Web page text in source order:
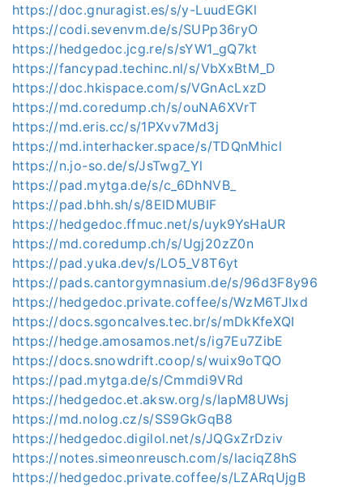
https://doc.gnuragist.es/s/y-LuudEGKl
https://codi.sevenvm.de/s/SUPp36ryO
https://hedgedoc.jcg.re/s/sYW1_gQ7kt
https://fancypad.techinc.nl/s/VbXxBtM_D
https://doc.hkispace.com/s/VGnAcLxzD
https://md.coredump.ch/s/ouNA6XVrT
https://md.eris.cc/s/1PXvv7Md3j
https://md.interhacker.space/s/TDQnMhicl
https://n.jo-so.de/s/JsTwg7_Yl
https://pad.mytga.de/s/c_6DhNVB_
https://pad.bhh.sh/s/8EIDMUBIF
https://hedgedoc.ffmuc.net/s/uyk9YsHaUR
https://md.coredump.ch/s/Ugj20zZ0n
https://pad.yuka.dev/s/LO5_V8T6yt
https://pads.cantorgymnasium.de/s/96d3F8y96
https://hedgedoc.private.coffee/s/WzM6TJIxd
https://docs.sgoncalves.tec.br/s/mDkKfeXQI
https://hedge.amosamos.net/s/ig7Eu7ZibE
https://docs.snowdrift.coop/s/wuix9oTQO
https://pad.mytga.de/s/Cmmdi9VRd
https://hedgedoc.et.aksw.org/s/IapM8UWsj
https://md.nolog.cz/s/SS9GkGqB8
https://hedgedoc.digilol.net/s/JQGxZrDziv
https://notes.simeonreusch.com/s/laciqZ8hS
https://hedgedoc.private.coffee/s/LZARqUjgB